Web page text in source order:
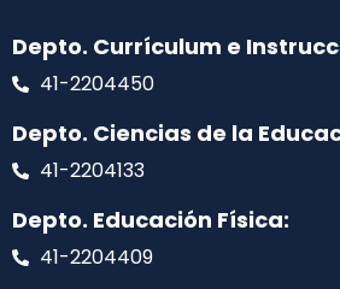
Depto. Currículum e
41-2204450
Depto. Ciencias de la
41-2204133
Depto. Educación Física:
41-2204409